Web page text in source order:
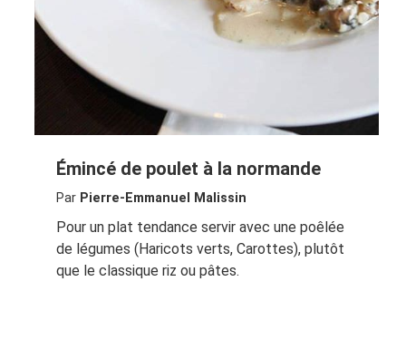
Émincé de poulet à la normande
Par Pierre-Emmanuel Malissin
Pour un plat tendance servir avec une poêlée
de légumes (Haricots verts, Carottes), plutôt
que le classique riz ou pâtes.